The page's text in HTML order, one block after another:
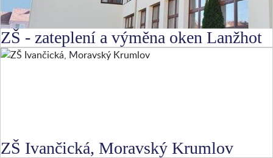
ZŠ - zateplení a výměna oken Lanžhot
ZŠ Ivančická, Moravský Krumlov